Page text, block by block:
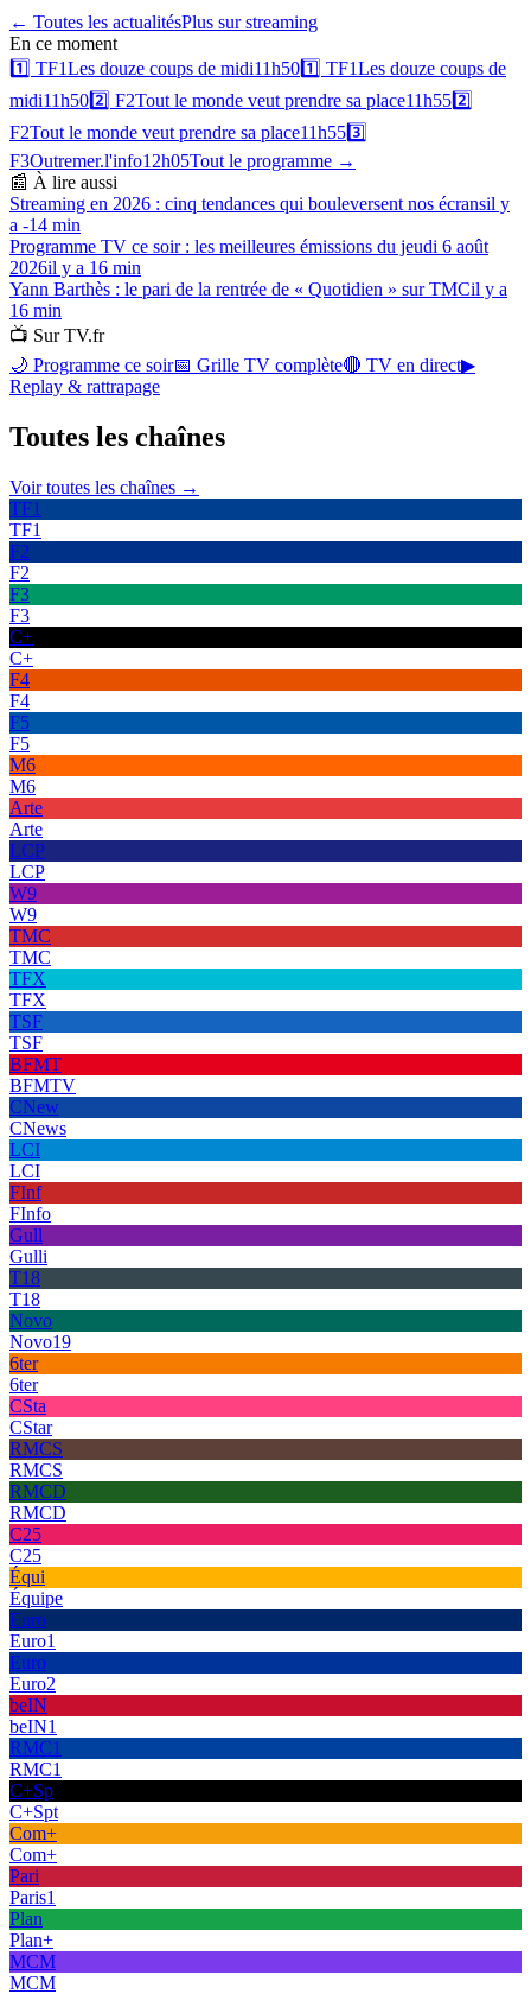
← Toutes les actualitésPlus surstreaming
En ce moment
1️⃣ TF1Les douze coups de midi11h501️⃣ TF1Les douze coups de
midi11h502️⃣ F2Tout le monde veut prendre sa place11h552️⃣
F2Tout le monde veut prendre sa place11h553️⃣
F3Outremer.l'info12h05Tout le programme →
📰 À lire aussi
Streaming en 2026 : cinq tendances qui bouleversent nos écransil y
a -14 min
Programme TV ce soir : les meilleures émissions du jeudi 6 août
2026il y a 16 min
Yann Barthès : le pari de la rentrée de « Quotidien » sur TMCil y a
16 min
📺 Sur TV.fr
🌙 Programme ce soir📅 Grille TV complète🔴 TV en direct▶
Replay & rattrapage
Toutes les chaînes
Voir toutes les chaînes →
TF1
TF1
F2
F2
F3
F3
C+
C+
F4
F4
F5
F5
M6
M6
Arte
Arte
LCP
LCP
W9
W9
TMC
TMC
TFX
TFX
TSF
TSF
BFMT
BFMTV
CNew
CNews
LCI
LCI
FInf
FInfo
Gull
Gulli
T18
T18
Novo
Novo19
6ter
6ter
CSta
CStar
RMCS
RMCS
RMCD
RMCD
C25
C25
Équi
Équipe
Euro
Euro1
Euro
Euro2
beIN
beIN1
RMC1
RMC1
C+Sp
C+Spt
Com+
Com+
Pari
Paris1
Plan
Plan+
MCM
MCM